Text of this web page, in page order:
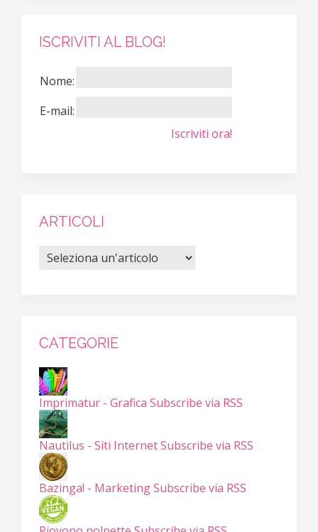
ISCRIVITI AL BLOG!
Nome:
E-mail:
Iscriviti ora!
ARTICOLI
CATEGORIE
Imprimatur - Grafica Subscribe via RSS
Nautilus - Siti InternetSubscribe via RSS
Bazinga! - MarketingSubscribe via RSS